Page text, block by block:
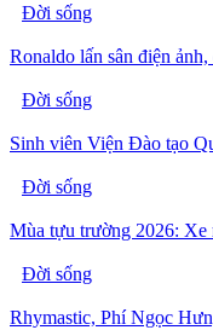
Đời sống
Ronaldo lấn sân điện
Đời sống
Sinh viên Viện Đào tạo
Đời sống
Mùa tựu trường 2026: Xe
Đời sống
Rhymastic, Phí Ngọc